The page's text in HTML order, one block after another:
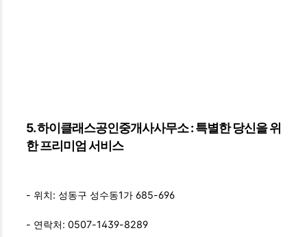
5. 하이클래스공인중개사사무소 : 특별한 당신을 위
한 프리미엄 서비스
- 위치: 성동구 성수동1가 685-696
- 연락처: 0507-1439-8289